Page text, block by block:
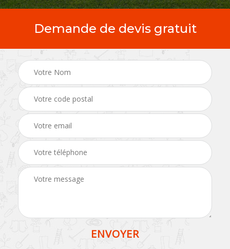
Demande de devis gratuit